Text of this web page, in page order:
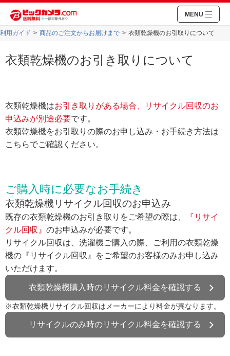
MENU
用ガイド 商品のご注文からお届けまで 衣類乾燥機のお引取りについて
衣類乾燥機のお引き取りについて
衣類乾燥機はお引き取りがある場合、リサイクル回収のお
申込みが別途必要です。
衣類乾燥機をお引取りの際のお申し込み・お手続き方法は
こちらでご確認ください。
ご購入時に必要なお手続き
衣類乾燥機リサイクル回収のお申込み
既存の衣類乾燥機のお引き取りをご希望の際は、
『リサイ
クル回収』 のお申込みが必要です。
リサイクル回収は、洗濯機ご購入の際、ご利用の衣類乾燥
機の『リサイクル回収』をご希望のお客様のみお申し込み
いただけます。
衣類乾燥機購入時のリサイクル料金を確認する
※衣類乾燥機リサイクル回収はメーカーにより料金が異なります。
リサイクルのみ時のリサイクル料金を確認する